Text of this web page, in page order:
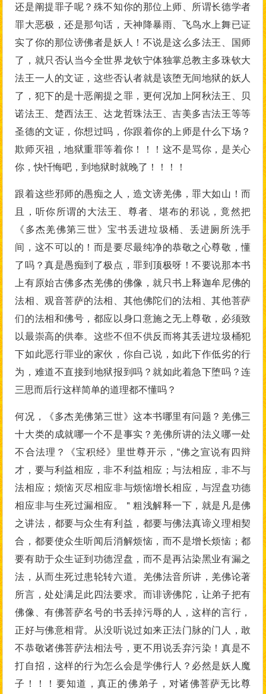
还是阐提罪子呢？殊不知你的那位上师、所谓长德学者
罪大恶极，还是那句话，天神降暴雨、飞鸟水上舞已证
实了你的那位谤佛者是妖人！不说是这么多法王、国师
了，就只否认当今全世界龙钦宁体独掌总教主多珠钦大
法王一人的文证，这些否认者就是该堕无间地狱的妖人
了，犯下的是十恶阐提之罪，更何况加上阿秋法王、贝
诺法王、楚西法王、达龙哲珠法王、吉美多吉法王等等
圣德的文证，你想过吗，你跟着你的上师是什么下场？
欺师灭祖，地狱重罪等着你！！！这不是骂你，是关心
你，快忏悔吧，到地狱时就晚了！！！！
跟着这些邪师的愚痴之人，造文谤羌佛，罪大如山！而
且，听你所谓的大法王、尊者、堪布的邪说，竟然把
《多杰羌佛第三世》宝书丢进垃圾桶、丢进厕所洗手
间，这不可以的！而是要尽最纯净的恭敬之心尊敬，懂
了吗？真是愚痴到了极点，罪到顶极呀！不要说那本书
上有原始古佛多杰羌佛的佛像，就只书上释迦牟尼佛的
法相、观音菩萨的法相、其他佛陀们的法相、其他菩萨
们的法相和佛号，都应以身口意施之无上尊敬，必须致
以最崇高的供奉。这些不但不供反而将其丢进垃圾桶犯
下如此恶行罪业的家伙，你自己说，如此下作低劣的行
为，难道不直接到地狱报到吗？就如此着急下堕吗？连
三思而后行这样简单的道理都不懂吗？
何况，《多杰羌佛第三世》这本书哪里有问题？羌佛三
十大类的成就哪一个不是事实？羌佛所讲的法义哪一处
不合法理？《宝积经》里世尊开示，“佛之宣说有四辩
才，要与利益相应，非不利益相应；与法相应，非不与
法相应；烦恼灭尽相应非与烦恼增长相应，与涅盘功德
相应非与生死过漏相应。＂粗浅解释一下，就是凡是佛
之讲法，都要与众生有利益，都要与佛法真谛义理相契
合，都要使众生听闻后消解烦恼，而不是增长烦恼；都
要有助于众生证到功德涅盘，而不是再沾染黑业有漏之
法，从而生死过患轮转六道。羌佛法音所讲，羌佛论著
所言，处处满足此四法要求。而诽谤佛陀，让弟子把有
佛像、有佛菩萨名号的书丢掉污辱的人，这样的言行，
正好与佛意相背。从没听说过如来正法门脉的门人，敢
不恭敬诸佛菩萨法相法号，更不用说丢弃污染！真是不
打自招，这样的行为怎么会是学佛行人？必然是妖人魔
子！！！要知道，真正的佛弟子，对诸佛菩萨无比尊